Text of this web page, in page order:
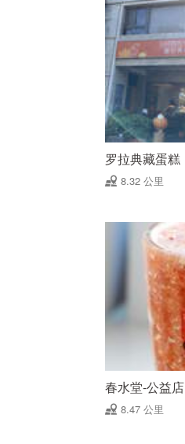
罗拉典藏蛋糕
8.32 公里
春水堂-公益店
8.47 公里